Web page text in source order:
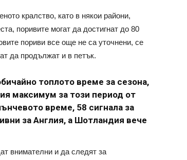
кралство, като в някои райони,
поривите могат да достигнат до 80
пориви все още не са уточнени, се
да продължат и в петък.
топлото време за сезона,
максимум за този период от
време, 58 сигнала за
за Англия, а Шотландия вече
внимателни и да следят за